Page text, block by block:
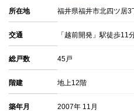
所在地 福井県福井市北四ツ居
交通 「越前開発」駅徒歩11
総戸数 45戸
階建 地上12階
築年月 2007年 11月